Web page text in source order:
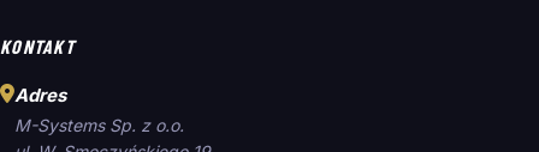
KONTAKT
Adres
M-Systems Sp. z o.o.